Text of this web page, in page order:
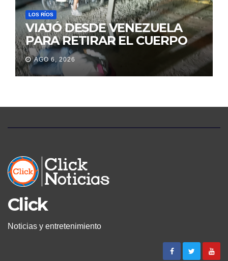
LOS RÍOS
VIAJÓ DESDE VENEZUELA
PARA RETIRAR EL CUERPO
DE SU MARIDO QUE
PERMANECIÓ SEIS DÍAS EN
LA MORGUE
AGO 6, 2026
Click
Noticias y entretenimiento